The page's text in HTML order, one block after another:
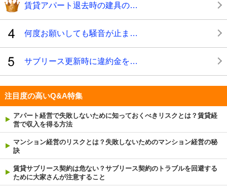
賃貸アパート退去時の建具の…
何度お願いしても騒音が止ま…
サブリース更新時に違約金を…
注目度の高いQ&A特集
アパート経営で失敗しないために知っておくべきリスクとは？賃貸経
営で収入を得る方法
マンション経営のリスクとは？失敗しないためのマンション経営の秘
訣
賃貸サブリース契約は危ない？サブリース契約のトラブルを回避する
ために大家さんが注意すること